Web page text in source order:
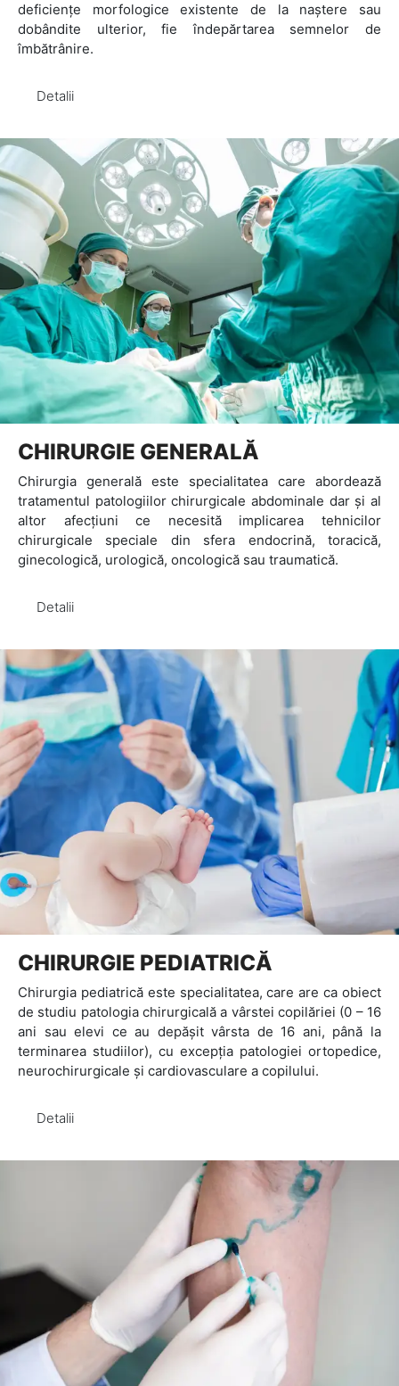
deficiențe morfologice existente de la naștere sau
dobândite ulterior, fie îndepărtarea semnelor de
îmbătrânire.
Detalii
CHIRURGIE GENERALĂ
Chirurgia generală este specialitatea care abordează
tratamentul patologiilor chirurgicale abdominale dar și al
altor afecțiuni ce necesită implicarea tehnicilor
chirurgicale speciale din sfera endocrină, toracică,
ginecologică, urologică, oncologică sau traumatică.
Detalii
CHIRURGIE PEDIATRICĂ
Chirurgia pediatrică este specialitatea, care are ca obiect
de studiu patologia chirurgicală a vârstei copilăriei (0 – 16
ani sau elevi ce au depăşit vârsta de 16 ani, până la
terminarea studiilor), cu excepţia patologiei ortopedice,
neurochirurgicale şi cardiovasculare a copilului.
Detalii